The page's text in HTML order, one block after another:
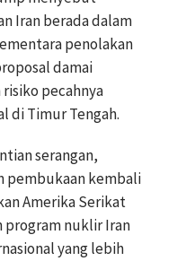
Iran berada dalam
penolakan
damai
pecahnya
di Timur Tengah.
serangan,
pembukaan kembali
Amerika Serikat
program nuklir Iran
yang lebih